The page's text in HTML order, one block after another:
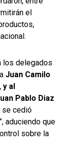
el
los delegados
Juan Camilo
y al
Pablo Diaz
se cedió
aduciendo que
sobre la